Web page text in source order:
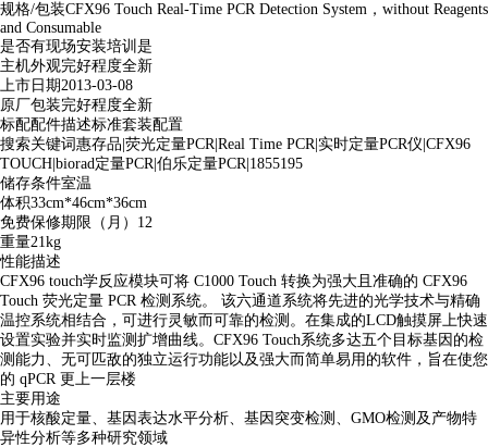
规格/包装CFX96 Touch Real-Time PCR Detection System，without Reagents
and Consumable
是否有现场安装培训 是
主机外观完好程度全新
上市日期2013-03-08
原厂包装完好程度全新
标配配件描述标准套装配置
搜索关键词 惠存品|荧光定量PCR|Real Time PCR|实时定量PCR仪|CFX96
TOUCH|biorad定量PCR|伯乐定量PCR|1855195
储存条件室温
体积33cm*46cm*36cm
免费保修期限（月） 12
重量21kg
性能描述
CFX96 touch学反应模块可将 C1000 Touch 转换为强大且准确的 CFX96
Touch 荧光定量 PCR 检测系统。 该六通道系统将先进的光学技术与精确
温控系统相结合，可进行灵敏而可靠的检测。在集成的LCD触摸屏上快速
设置实验并实时监测扩增曲线。CFX96 Touch系统多达五个目标基因的检
测能力、无可匹敌的独立运行功能以及强大而简单易用的软件，旨在使您
的 qPCR 更上一层楼
主要用途
用于核酸定量、基因表达水平分析、基因突变检测、GMO检测及产物特
异性分析等多种研究领域